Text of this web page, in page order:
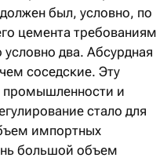
был, условно, по
цемента требованиям
два. Абсурдная
соседские. Эту
промышленности и
стало для
импортных
большой объем